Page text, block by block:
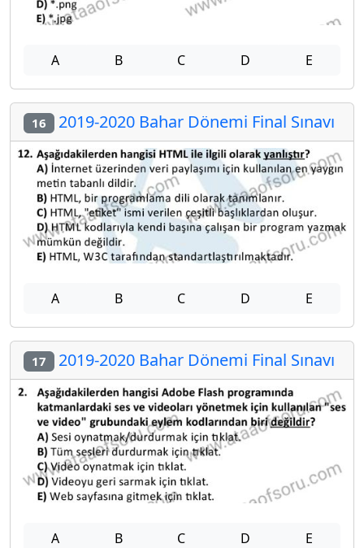
A B C D E
16 2019-2020 Bahar Dönemi Final Sınavı
A B C D E
17 2019-2020 Bahar Dönemi Final Sınavı
A B C D E